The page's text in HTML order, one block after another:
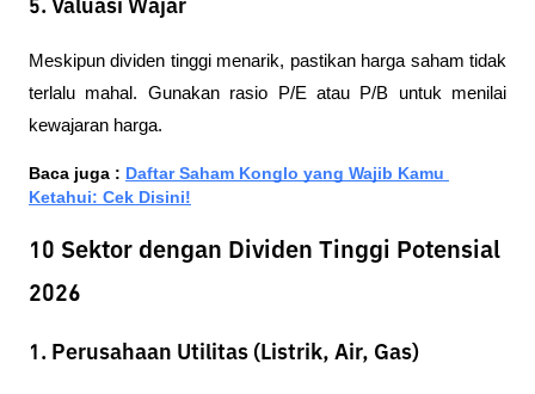
5. Valuasi Wajar
Meskipun dividen tinggi menarik, pastikan harga saham tidak
terlalu mahal. Gunakan rasio P/E atau P/B untuk menilai
kewajaran harga.
Baca juga : Daftar Saham Konglo yang Wajib Kamu
Ketahui: Cek Disini!
10 Sektor dengan Dividen Tinggi Potensial
2026
1. Perusahaan Utilitas (Listrik, Air, Gas)